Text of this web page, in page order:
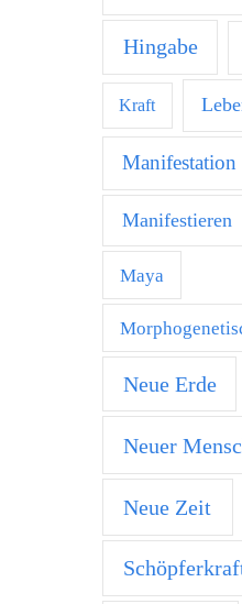
Hingabe
Kraft
Manifestation
Manifestieren
Maya
Neue Erde
Neuer
Neue Zeit